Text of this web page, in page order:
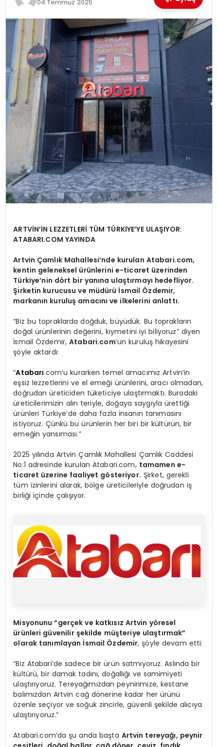
04 Temmuz 2025
ARTVİN’İN LEZZETLERİ TÜM TÜRKİYE’YE ULAŞIYOR:
ATABARI.COM YAYINDA
Artvin Çamlık Mahallesi’nde kurulan Atabari.com,
kentin geleneksel ürünlerini e-ticaret üzerinden
Türkiye’nin dört bir yanına ulaştırmayı hedefliyor.
Şirketin kurucusu ve müdürü İsmail Özdemir,
markanın kuruluş amacını ve ilkelerini anlattı.
“Biz bu topraklarda doğduk, büyüdük. Bu toprakların
doğal ürünlerinin değerini, kıymetini iyi biliyoruz” diyen
İsmail Özdemir,Atabari.com’un kuruluş hikayesini
şöyle aktardı:
“Atabarı.com’u kurarken temel amacımız Artvin’in
eşsiz lezzetlerini ve el emeği ürünlerini, aracı olmadan,
doğrudan üreticiden tüketiciye ulaştırmaktı. Buradaki
üreticilerimizin alın teriyle, doğaya saygıyla ürettiği
ürünleri Türkiye’de daha fazla insanın tanımasını
istiyoruz. Çünkü bu ürünlerin her biri bir kültürün, bir
emeğin yansıması.”
2025 yılında Artvin Çamlık Mahallesi Çamlık Caddesi
No:1 adresinde kurulan Atabari.com, tamamen e-
ticaret üzerine faaliyet gösteriyor. Şirket, gerekli
tüm izinlerini alarak, bölge üreticileriyle doğrudan iş
birliği içinde çalışıyor.
Misyonunu “gerçek ve katkısız Artvin yöresel
ürünleri güvenilir şekilde müşteriye ulaştırmak”
olarak tanımlayan İsmail Özdemir, şöyle devam etti:
“Biz Atabari’de sadece bir ürün satmıyoruz. Aslında bir
kültürü, bir damak tadını, doğallığı ve samimiyeti
ulaştırıyoruz. Tereyağımızdan peynirimize, kestane
balımızdan Artvin cağ dönerine kadar her ürünü
özenle seçiyor ve soğuk zincirle, güvenli şekilde alıcıya
ulaştırıyoruz.”
Atabari.com’da şu anda başta Artvin tereyağı, peynir